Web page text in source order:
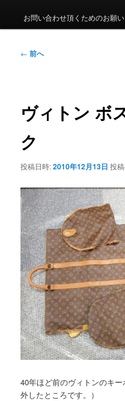
お問い合わせ頂くためのお願い
投
ー
ョ
ン
← 前へ
ヴィトン ボ
ク
投稿日時:2010年12月13日 投
40年ほど前のヴィトンのキ
外したところです。）